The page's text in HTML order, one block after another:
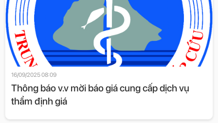
16/09/2025 08:09
Thông báo v.v mời báo giá cung cấp dịch vụ
thẩm định giá